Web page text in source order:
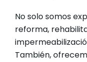
No solo somos
reforma,
También,